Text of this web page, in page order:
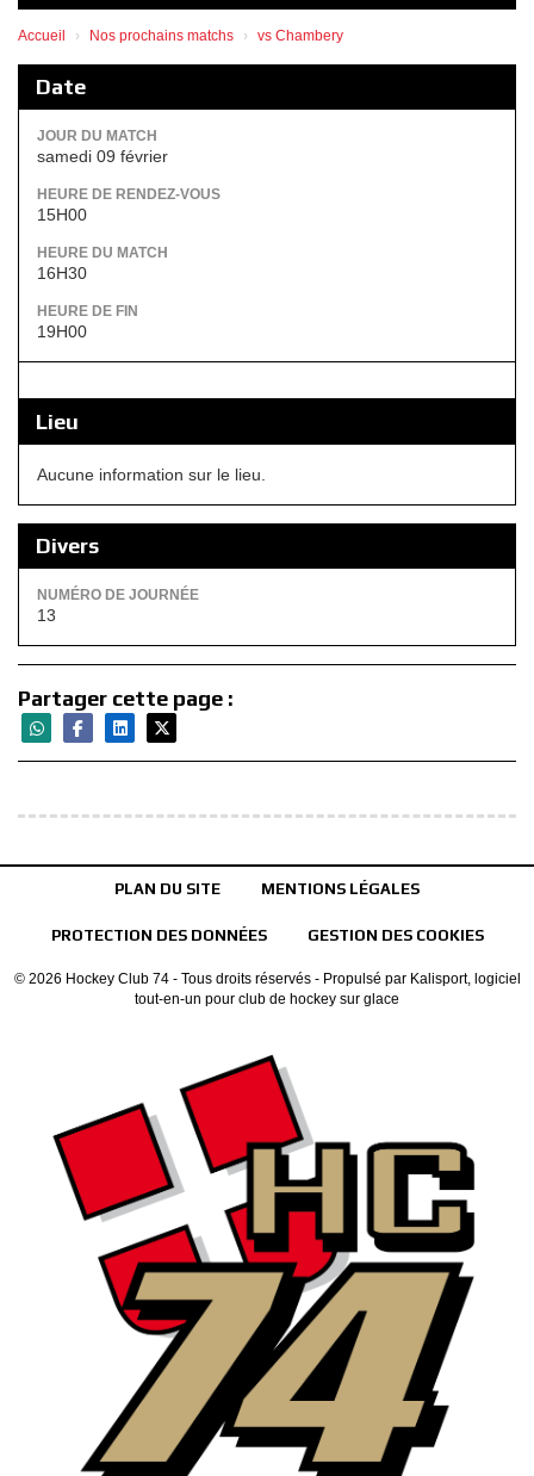
Accueil Nos prochains matchs vs Chambery
Date
JOUR DU MATCH
samedi 09 février
HEURE DE RENDEZ-VOUS
15H00
HEURE DU MATCH
16H30
HEURE DE FIN
19H00
Lieu
Aucune information sur le lieu.
Divers
NUMÉRO DE JOURNÉE
13
Partager cette page :
PLAN DU SITE MENTIONS LÉGALES
PROTECTION DES DONNÉES GESTION DES COOKIES
© 2026 Hockey Club 74 - Tous droits réservés - Propulsé par Kalisport, logiciel
tout-en-un pour club de hockey sur glace